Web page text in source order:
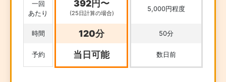
一回
あたり
392円〜
(25日計算の場合)
5,000円程度
時間 120分 50分
予約 当日可能 数日前